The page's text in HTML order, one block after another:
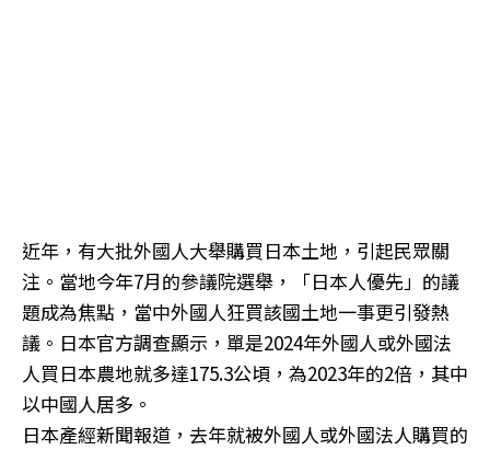
近年，有大批外國人大舉購買日本土地，引起民眾關
注。當地今年7月的參議院選舉，「日本人優先」的議
題成為焦點，當中外國人狂買該國土地一事更引發熱
議。日本官方調查顯示，單是2024年外國人或外國法
人買日本農地就多達175.3公頃，為2023年的2倍，其中
以中國人居多。
日本產經新聞報道，去年就被外國人或外國法人購買的